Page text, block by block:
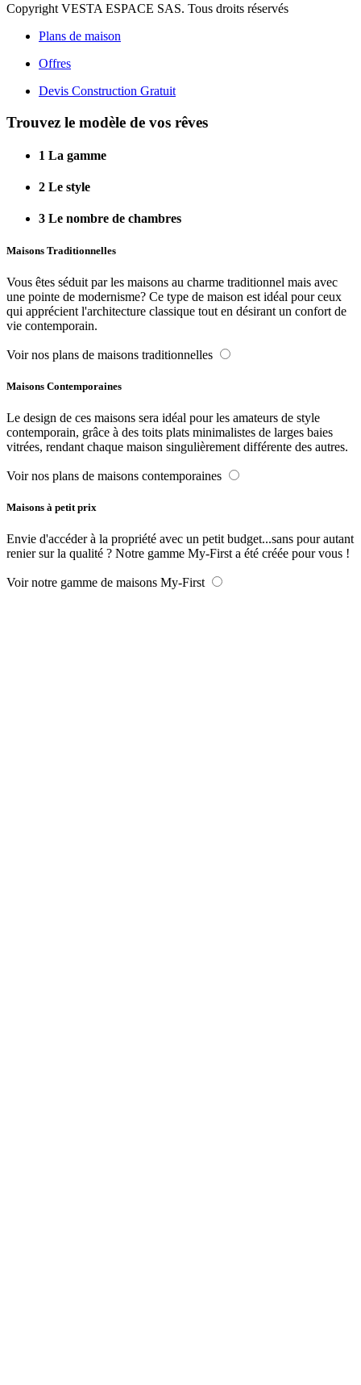
Copyright VESTA ESPACE SAS. Tous droits réservés
Plans de maison
Offres
Devis Construction Gratuit
Trouvez le modèle de vos rêves
1 La gamme
2 Le style
3 Le nombre de chambres
Maisons Traditionnelles
Vous êtes séduit par les maisons au charme traditionnel mais avec
une pointe de modernisme? Ce type de maison est idéal pour ceux
qui apprécient l'architecture classique tout en désirant un confort de
vie contemporain.
Voir nos plans de maisons traditionnelles
Maisons Contemporaines
Le design de ces maisons sera idéal pour les amateurs de style
contemporain, grâce à des toits plats minimalistes de larges baies
vitrées, rendant chaque maison singulièrement différente des autres.
Voir nos plans de maisons contemporaines
Maisons à petit prix
Envie d'accéder à la propriété avec un petit budget...sans pour autant
renier sur la qualité ? Notre gamme My-First a été créée pour vous !
Voir notre gamme de maisons My-First